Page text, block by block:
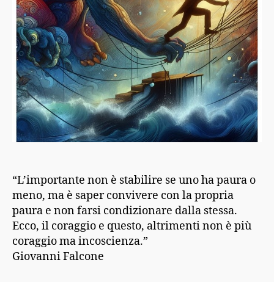
“L’importante non è stabilire se uno ha paura o
meno, ma è saper convivere con la propria
paura e non farsi condizionare dalla stessa.
Ecco, il coraggio e questo, altrimenti non è più
coraggio ma incoscienza.”
Giovanni Falcone